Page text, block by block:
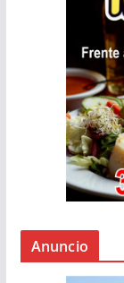
Anuncio